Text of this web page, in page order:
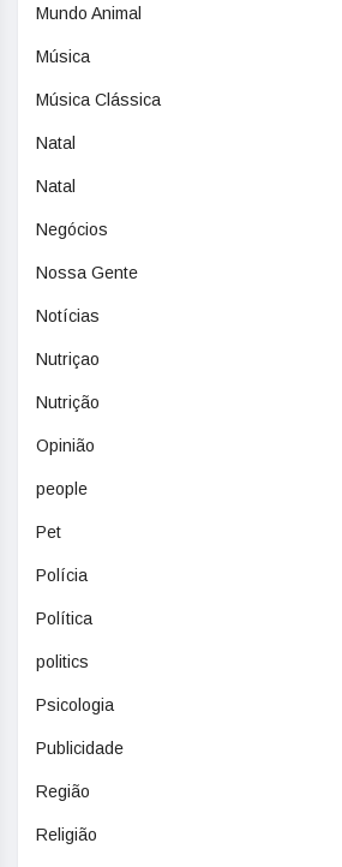
Mundo Animal
Música
Música Clássica
Natal
Natal
Negócios
Nossa Gente
Notícias
Nutriçao
Nutrição
Opinião
people
Pet
Polícia
Política
politics
Psicologia
Publicidade
Região
Religião